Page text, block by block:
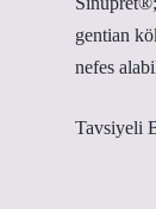
gentian
nefes
Tavsiyeli